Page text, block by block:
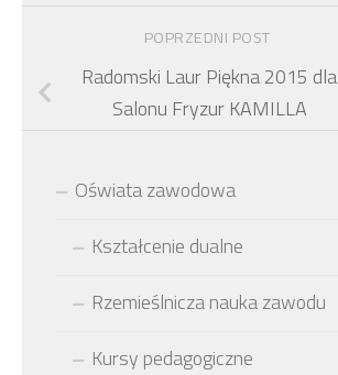
POPRZEDNI POST
Radomski Laur Piękna 2015 dla
Salonu Fryzur KAMILLA
Oświata zawodowa
Kształcenie dualne
Rzemieślnicza nauka zawodu
Kursy pedagogiczne